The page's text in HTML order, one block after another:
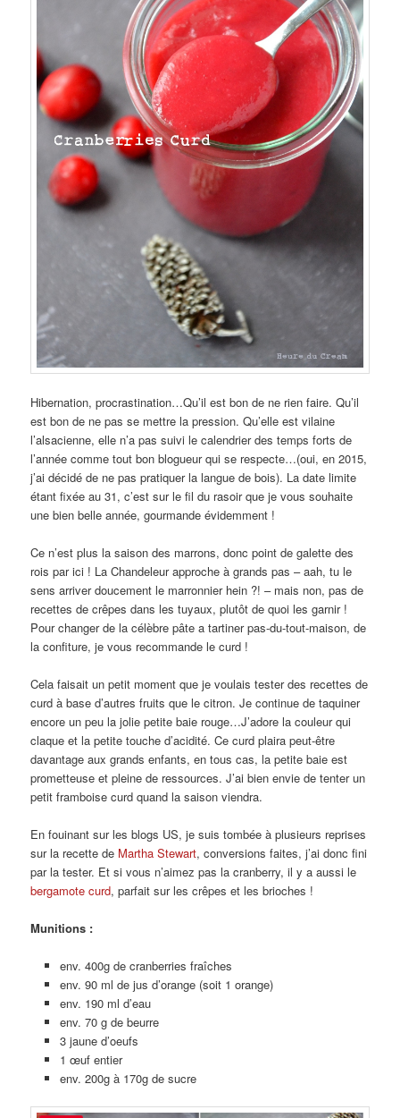
Hibernation, procrastination…Qu’il est bon de ne rien faire. Qu’il
est bon de ne pas se mettre la pression. Qu’elle est vilaine
l’alsacienne, elle n’a pas suivi le calendrier des temps forts de
l’année comme tout bon blogueur qui se respecte…(oui, en 2015,
j’ai décidé de ne pas pratiquer la langue de bois). La date limite
étant fixée au 31, c’est sur le fil du rasoir que je vous souhaite
une bien belle année, gourmande évidemment !
Ce n’est plus la saison des marrons, donc point de galette des
rois par ici ! La Chandeleur approche à grands pas – aah, tu le
sens arriver doucement le marronnier hein ?! – mais non, pas de
recettes de crêpes dans les tuyaux, plutôt de quoi les garnir !
Pour changer de la célèbre pâte a tartiner pas-du-tout-maison, de
la confiture, je vous recommande le curd !
Cela faisait un petit moment que je voulais tester des recettes de
curd à base d’autres fruits que le citron. Je continue de taquiner
encore un peu la jolie petite baie rouge…J’adore la couleur qui
claque et la petite touche d’acidité. Ce curd plaira peut-être
davantage aux grands enfants, en tous cas, la petite baie est
prometteuse et pleine de ressources. J’ai bien envie de tenter un
petit framboise curd quand la saison viendra.
En fouinant sur les blogs US, je suis tombée à plusieurs reprises
sur la recette de Martha Stewart, conversions faites, j’ai donc fini
par la tester. Et si vous n’aimez pas la cranberry, il y a aussi le
bergamote curd, parfait sur les crêpes et les brioches !
Munitions :
env. 400g de cranberries fraîches
env. 90 ml de jus d’orange (soit 1 orange)
env. 190 ml d’eau
env. 70 g de beurre
3 jaune d’oeufs
1 œuf entier
env. 200g à 170g de sucre